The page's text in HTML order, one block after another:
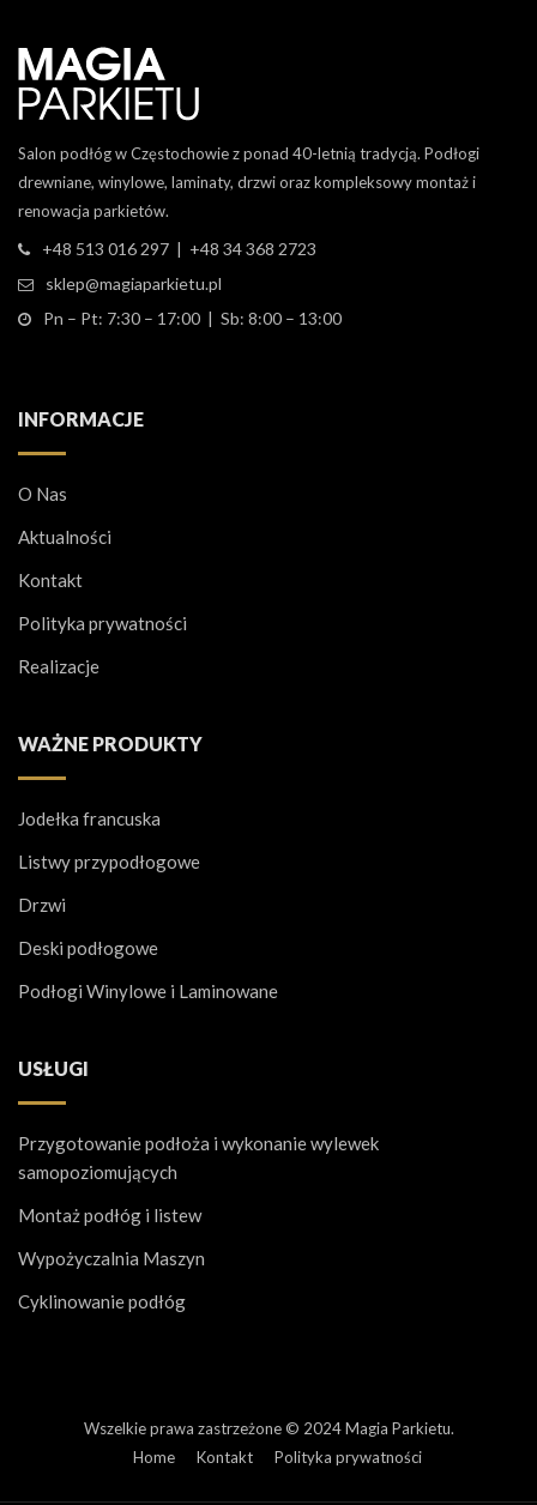
Salon podłóg w Częstochowie z ponad 40-letnią tradycją. Podłogi
drewniane, winylowe, laminaty, drzwi oraz kompleksowy montaż i
renowacja parkietów.
+48 513 016 297 | +48 34 368 2723
sklep@magiaparkietu.pl
Pn – Pt: 7:30 – 17:00 | Sb: 8:00 – 13:00
INFORMACJE
O Nas
Aktualności
Kontakt
Polityka prywatności
Realizacje
WAŻNE PRODUKTY
Jodełka francuska
Listwy przypodłogowe
Drzwi
Deski podłogowe
Podłogi Winylowe i Laminowane
USŁUGI
Przygotowanie podłoża i wykonanie wylewek
samopoziomujących
Montaż podłóg i listew
Wypożyczalnia Maszyn
Cyklinowanie podłóg
Wszelkie prawa zastrzeżone © 2024 Magia Parkietu.
Home
Kontakt Polityka prywatności